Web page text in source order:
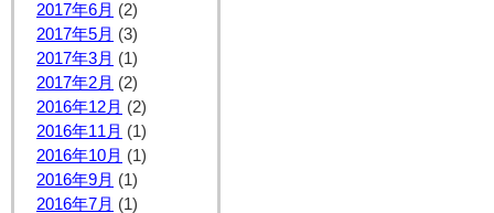
2017年6月 (2)
2017年5月 (3)
2017年3月 (1)
2017年2月 (2)
2016年12月 (2)
2016年11月 (1)
2016年10月 (1)
2016年9月 (1)
2016年7月 (1)